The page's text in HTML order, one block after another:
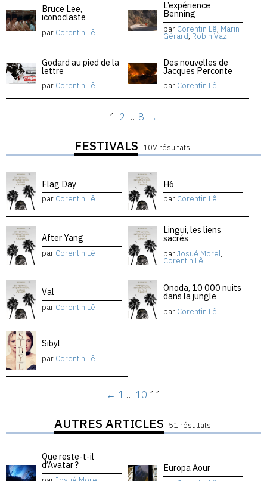
Bruce Lee,
iconoclaste
par Corentin Lê
L’expérience
Benning
par Corentin Lê, Marin
Gérard, Robin Vaz
Godard au pied de la
lettre
par Corentin Lê
Des nouvelles de
Jacques Perconte
par Corentin Lê
1 2 … 8 →
FESTIVALS 107 résultats
Flag Day
par Corentin Lê
H6
par Corentin Lê
After Yang
par Corentin Lê
Lingui, les liens
sacrés
parJosué Morel,
Corentin Lê
Val
par Corentin Lê
Onoda, 10 000 nuits
dans la jungle
par Corentin Lê
Sibyl
par Corentin Lê
← 1 … 10 11
AUTRES ARTICLES 51 résultats
Que reste-t-il
d’Avatar ? Europa Aour